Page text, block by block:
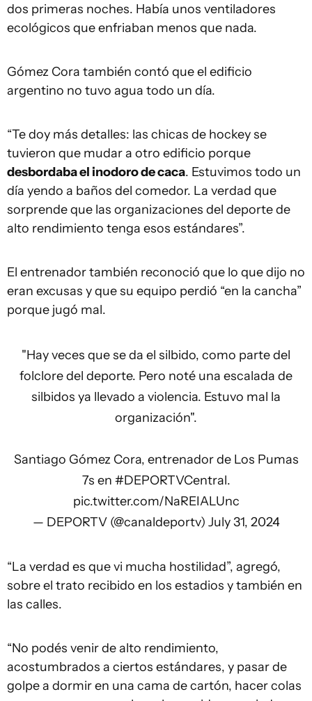
dos primeras noches. Había unos ventiladores
ecológicos que enfriaban menos que nada.
Gómez Cora también contó que el edificio
argentino no tuvo agua todo un día.
“Te doy más detalles: las chicas de hockey se
tuvieron que mudar a otro edificio porque
desbordaba el inodoro de caca. Estuvimos todo un
día yendo a baños del comedor. La verdad que
sorprende que las organizaciones del deporte de
alto rendimiento tenga esos estándares”.
El entrenador también reconoció que lo que dijo no
eran excusas y que su equipo perdió “en la cancha”
porque jugó mal.
"Hay veces que se da el silbido, como parte del
folclore del deporte. Pero noté una escalada de
silbidos ya llevado a violencia. Estuvo mal la
organización".
Santiago Gómez Cora, entrenador de Los Pumas
7s en #DEPORTVCentral.
pic.twitter.com/NaREIALUnc
— DEPORTV (@canaldeportv) July 31, 2024
“La verdad es que vi mucha hostilidad”, agregó,
sobre el trato recibido en los estadios y también en
las calles.
“No podés venir de alto rendimiento,
acostumbrados a ciertos estándares, y pasar de
golpe a dormir en una cama de cartón, hacer colas